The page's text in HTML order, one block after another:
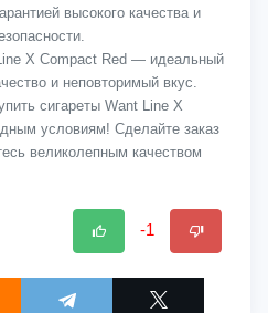
высокого качества и
X Compact Red — идеальный
и неповторимый вкус.
сигареты Want Line X
условиям! Сделайте заказ
великолепным качеством
-1